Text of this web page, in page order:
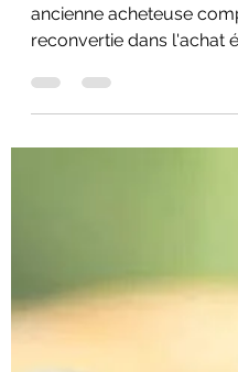
responsables
ancienne acheteuse
reconvertie dans l'achat
responsable en créant